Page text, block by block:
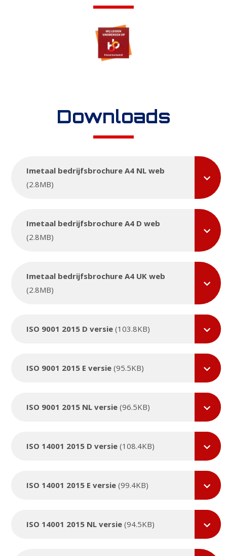
Downloads
Imetaal bedrijfsbrochure A4 NL web
(2.8MB)
Imetaal bedrijfsbrochure A4 D web
(2.8MB)
Imetaal bedrijfsbrochure A4 UK web
(2.8MB)
ISO 9001 2015 D versie(103.8KB)
ISO 9001 2015 E versie(95.5KB)
ISO 9001 2015 NL versie(96.5KB)
ISO 14001 2015 D versie(108.4KB)
ISO 14001 2015 E versie(99.4KB)
ISO 14001 2015 NL versie(94.5KB)